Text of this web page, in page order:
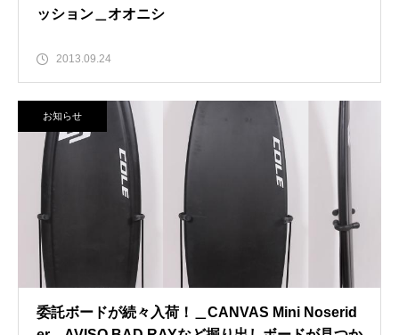
ッション＿オオニシ
2013.09.24
お知らせ
委託ボードが続々入荷！＿CANVAS Mini Noserid